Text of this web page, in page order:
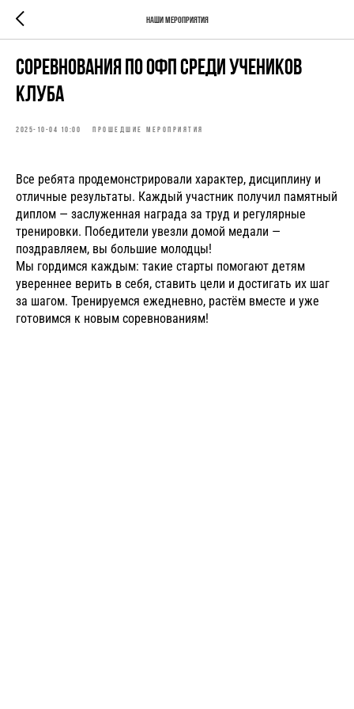
Наши мероприятия
Соревнования по ОФП среди учеников
клуба
2025-10-04 10:00 ПРОШЕДШИЕ МЕРОПРИЯТИЯ
Все ребята продемонстрировали характер, дисциплину и
отличные результаты. Каждый участник получил памятный
диплом — заслуженная награда за труд и регулярные
тренировки. Победители увезли домой медали —
поздравляем, вы большие молодцы!
Мы гордимся каждым: такие старты помогают детям
увереннее верить в себя, ставить цели и достигать их шаг
за шагом. Тренируемся ежедневно, растём вместе и уже
готовимся к новым соревнованиям!